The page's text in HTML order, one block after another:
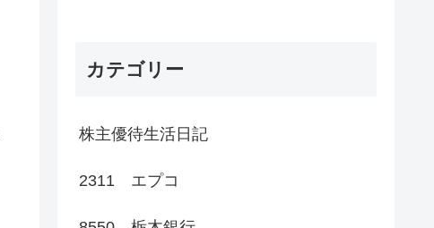
カテゴリー
株主優待生活日記
2311 エプコ